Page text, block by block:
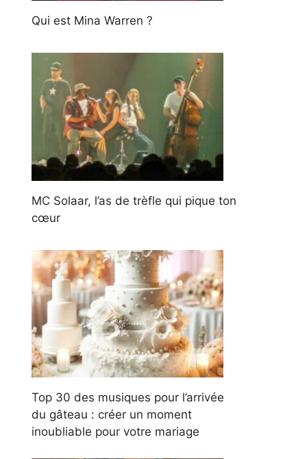
Qui est Mina Warren ?
MC Solaar, l’as de trèfle qui pique ton
cœur
Top 30 des musiques pour l’arrivée
du gâteau : créer un moment
inoubliable pour votre mariage